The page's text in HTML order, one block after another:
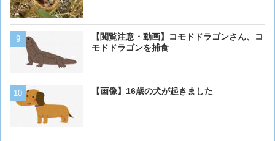
【閲覧注意・動画】コモドドラゴンさん、コ
モドドラゴンを捕食
【画像】16歳の犬が起きました
【画像】イッヌ、リモコ
を切る
【動画】男性、ロバにちょ